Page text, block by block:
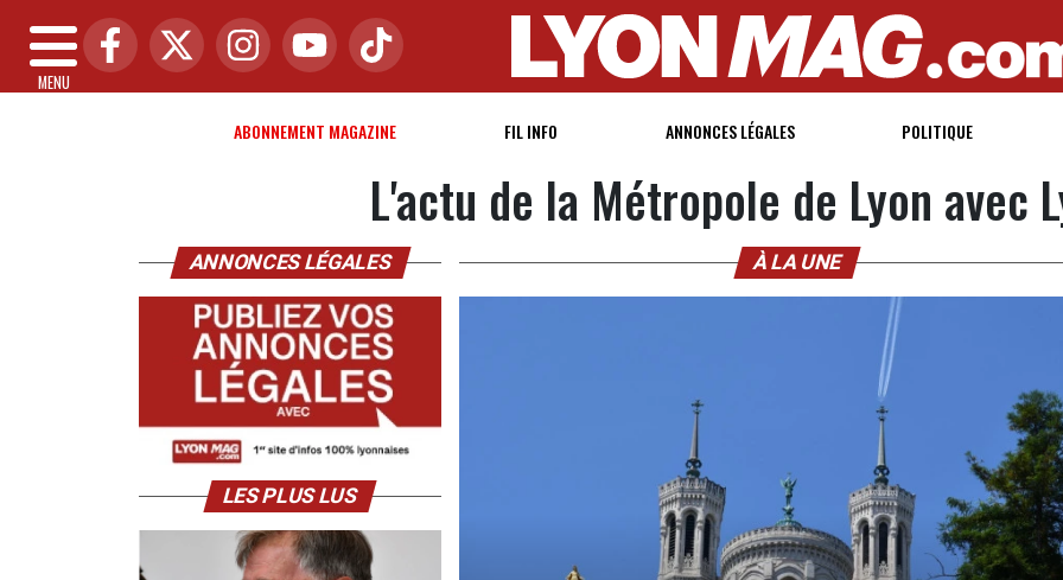
MENU
ABONNEMENT MAGAZINE FIL INFO ANNONCES LÉGALES POLITIQUE
L'actu de la Métropole de Lyon avec
À LA UNE
ANNONCES LÉGALES
LES PLUS LUS